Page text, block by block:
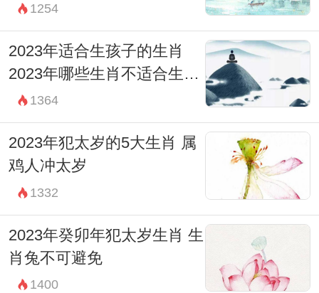
1254
2023年适合生孩子的生肖
2023年哪些生肖不适合生孩
子 1364
2023年犯太岁的5大生肖 属
鸡人冲太岁
1332
2023年癸卯年犯太岁生肖 生
肖兔不可避免
1400